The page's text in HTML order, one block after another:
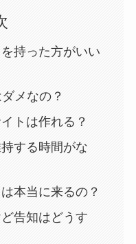
持った方がいい
メなの？
トは作れる？
する時間がな
本当に来るの？
告知はどうす